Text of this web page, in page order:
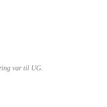
var til UG.